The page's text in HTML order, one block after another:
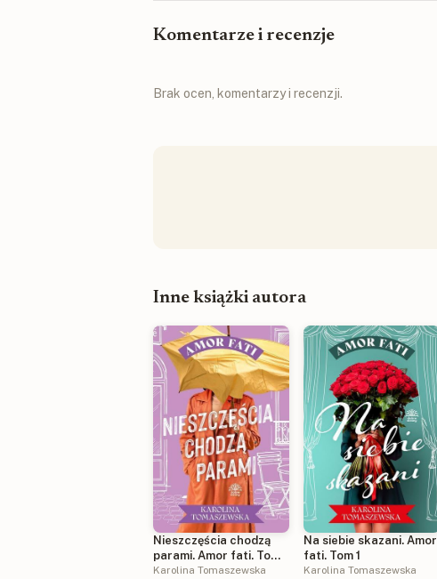
Komentarze i recenzje
Brak ocen, komentarzy i recenzji.
Inne książki autora
Nieszczęścia chodzą
parami. Amor fati. Tom
3
Karolina Tomaszewska
Na siebie skazani. Amor
fati. Tom 1
Karolina Tomaszewska